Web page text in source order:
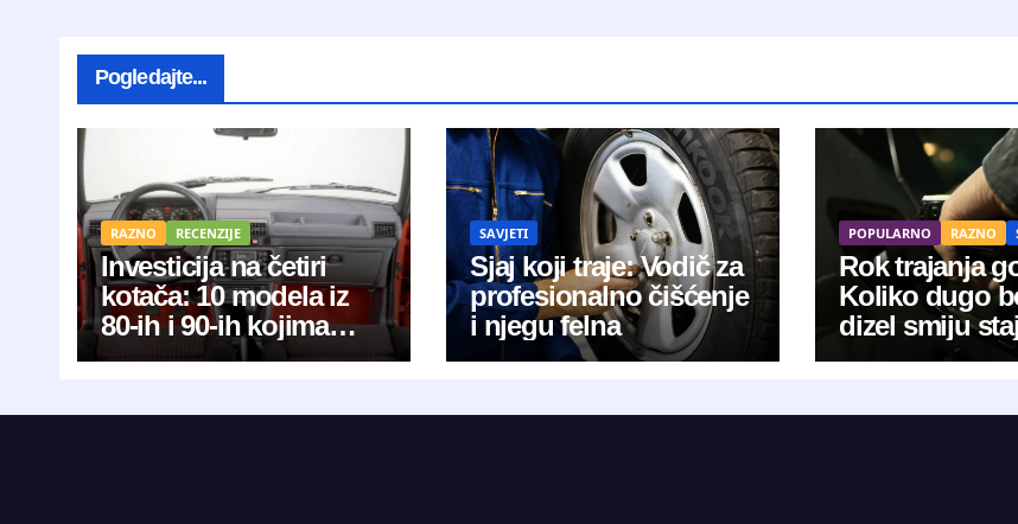
Pogledajte...
RAZNO RECENZIJE
Investicija na četiri
kotača: 10 modela iz
80-ih i 90-ih kojima
raste cijena
SAVJETI
Sjaj koji traje: Vodič za
profesionalno čišćenje
i njegu felna
POPULARNO RAZNO
Rok trajanja
Koliko dugo
dizel smiju
kanistru?